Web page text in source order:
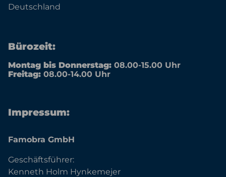
Deutschland
Bürozeit:
Montag bis Donnerstag: 08.00-15.00 Uhr
Freitag: 08.00-14.00 Uhr
Impressum:
Famobra GmbH
Geschäftsführer:
Kenneth Holm Hynkemejer